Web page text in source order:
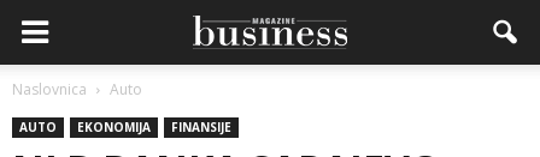
Naslovnica Auto
AUTO EKONOMIJA FINANSIJE